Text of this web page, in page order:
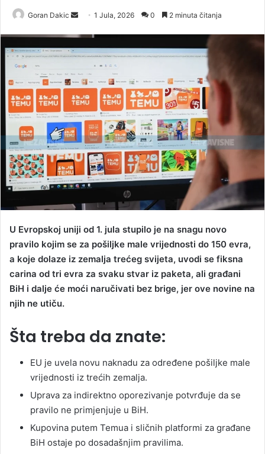
Goran Dakic
d
a
n
e
m
i
l
1 Jula, 2026 0 2 minuta čitanja
U Evropskoj uniji od 1. jula stupilo je na snagu novo
pravilo kojim se za pošiljke male vrijednosti do 150 evra,
a koje dolaze iz zemalja trećeg svijeta, uvodi se fiksna
carina od tri evra za svaku stvar iz paketa, ali građani
BiH i dalje će moći naručivati bez brige, jer ove novine na
njih ne utiču.
Šta treba da znate:
EU je uvela novu naknadu za određene pošiljke male
vrijednosti iz trećih zemalja.
Uprava za indirektno oporezivanje potvrđuje da se
pravilo ne primjenjuje u BiH.
Kupovina putem Temua i sličnih platformi za građane
BiH ostaje po dosadašnjim pravilima.